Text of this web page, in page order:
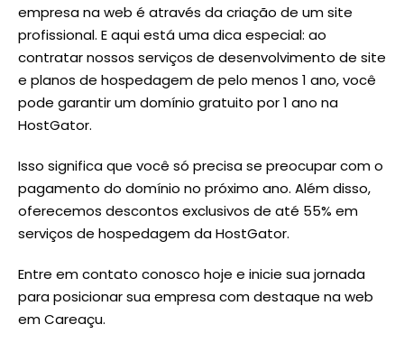
empresa na web é através da criação de um site
profissional. E aqui está uma dica especial: ao
contratar nossos serviços de desenvolvimento de site
e planos de hospedagem de pelo menos 1 ano, você
pode garantir um domínio gratuito por 1 ano na
HostGator.
Isso significa que você só precisa se preocupar com o
pagamento do domínio no próximo ano. Além disso,
oferecemos descontos exclusivos de até 55% em
serviços de hospedagem da HostGator.
Entre em contato conosco hoje e inicie sua jornada
para posicionar sua empresa com destaque na web
em Careaçu.